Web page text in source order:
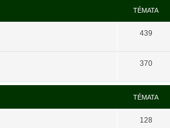
TÉMATA
439
370
TÉMATA
128